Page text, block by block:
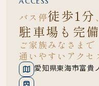
バス停徒歩1分 、
駐車場も完備
ご家族みなさまで
通いやすいアクセ
愛知県東海市富貴